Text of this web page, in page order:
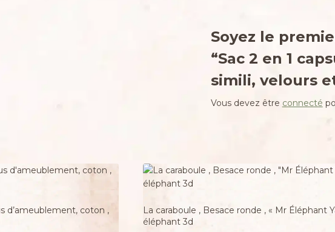
Soyez le
“Sac 2 en 1
simili, velours
Vous devez être connecté
d’ameublement, coton ,
Adopté
La caraboule , Besace ronde , « Mr Éléphant
éléphant 3d